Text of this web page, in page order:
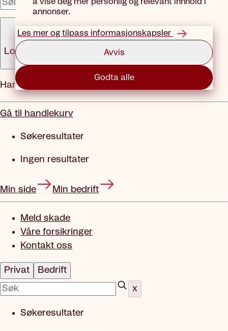
annonser.
Les mer og tilpass informasjonskapsler
Avvis
Godta alle
x
Logg inn
Meny
Handlekurv
Gå til handlekurv
Søkeresultater
Ingen resultater
Min side Min bedrift
Meld skade
Våre forsikringer
Kontakt oss
Privat
Bedrift
x
Søkeresultater